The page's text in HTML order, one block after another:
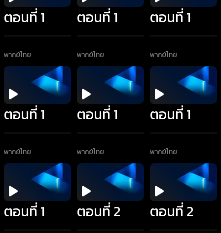
ตอนที่ 1
พากย์ไทย
ตอนที่ 1
พากย์ไทย
ตอนที่ 1
พากย์ไทย
ตอนที่ 1
พากย์ไทย
ตอนที่ 1
พากย์ไทย
ตอนที่ 1
พากย์ไทย
ตอนที่ 1 ตอนที่ 2 ตอนที่ 2